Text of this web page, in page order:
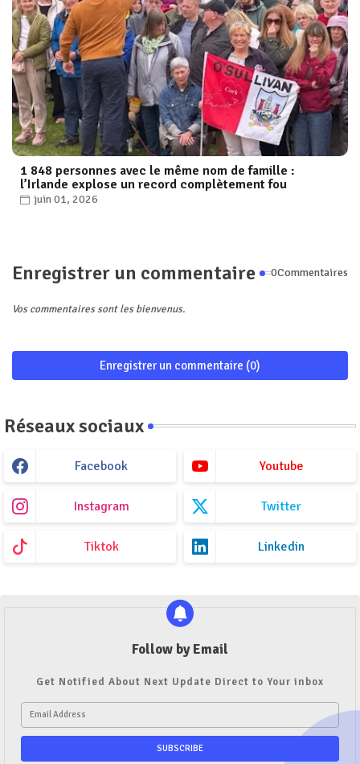
1 848 personnes avec le même nom de famille :
l’Irlande explose un record complètement fou
juin 01, 2026
Enregistrer un commentaire 0Commentaires
Vos commentaires sont les bienvenus.
Enregistrer un commentaire (0)
Réseaux sociaux
Facebook Youtube
Instagram Twitter
Tiktok Linkedin
Follow by Email
Get Notified About Next Update Direct to Your inbox